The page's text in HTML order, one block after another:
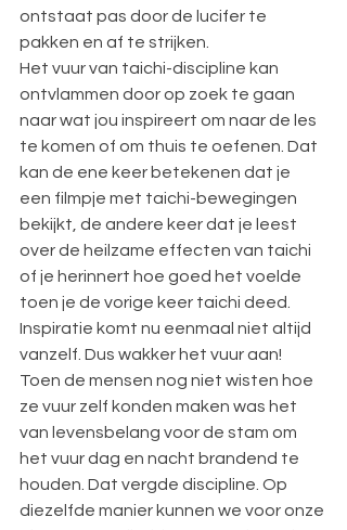
ontstaat pas door de lucifer te
pakken en af te strijken.
Het vuur van taichi-discipline kan
ontvlammen door op zoek te gaan
naar wat jou inspireert om naar de les
te komen of om thuis te oefenen. Dat
kan de ene keer betekenen dat je
een filmpje met taichi-bewegingen
bekijkt, de andere keer dat je leest
over de heilzame effecten van taichi
of je herinnert hoe goed het voelde
toen je de vorige keer taichi deed.
Inspiratie komt nu eenmaal niet altijd
vanzelf. Dus wakker het vuur aan!
Toen de mensen nog niet wisten hoe
ze vuur zelf konden maken was het
van levensbelang voor de stam om
het vuur dag en nacht brandend te
houden. Dat vergde discipline. Op
diezelfde manier kunnen we voor onze